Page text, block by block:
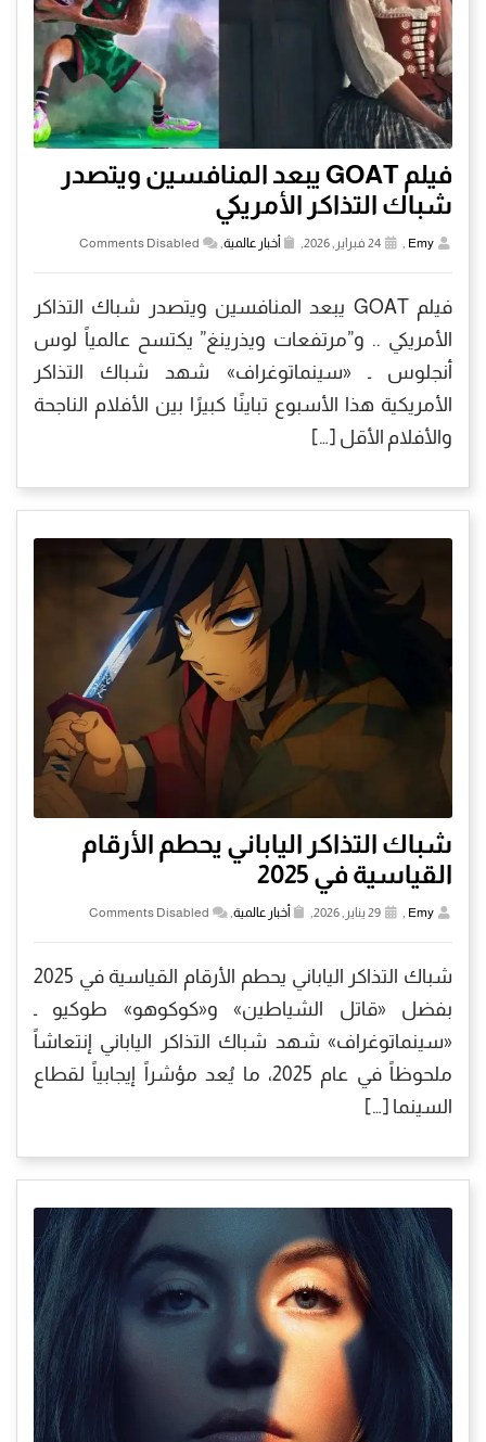
فيلم GOAT يبعد المنافسين ويتصدر
شباك التذاكر الأمريكي
Emy
, أخبار عالمية,
Comments Disabled
فيلم GOAT يبعد المنافسين ويتصدر شباك التذاكر
الأمريكي .. و”مرتفعات ويذرينغ” يكتسح عالمياً لوس
أنجلوس ـ «سينماتوغراف» شهد شباك التذاكر
الأمريكية هذا الأسبوع تباينًا كبيرًا بين الأفلام الناجحة
والأفلام الأقل […]
شباك التذاكر الياباني يحطم الأرقام
القياسية في 2025
Emy أخبار عالمية Comments Disabled
شباك التذاكر الياباني يحطم الأرقام القياسية في 2025
بفضل «قاتل الشياطين» و«كوكوهو» طوكيو ـ
«سينماتوغراف» شهد شباك التذاكر الياباني إنتعاشاً
ملحوظاً في عام 2025، ما يُعد مؤشراً إيجابياً لقطاع
السينما […]